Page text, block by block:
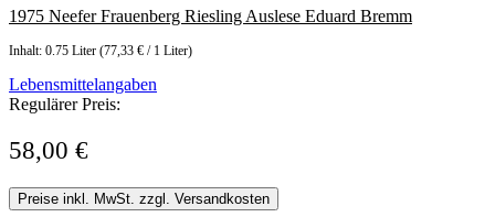
1975 Neefer Frauenberg Riesling Auslese Eduard Bremm
Inhalt: 0.75 Liter (77,33 € / 1 Liter)
Lebensmittelangaben
Regulärer Preis:
58,00 €
Preise inkl. MwSt. zzgl. Versandkosten